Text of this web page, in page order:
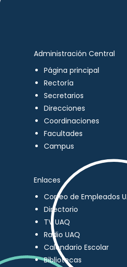
Administración Central
Página principal
Rectoría
Secretarios
Direcciones
Coordinaciones
Facultades
Campus
Enlaces
Correo de Empleados
Directorio
TV UAQ
Radio UAQ
Calendario Escolar
Bibliotecas